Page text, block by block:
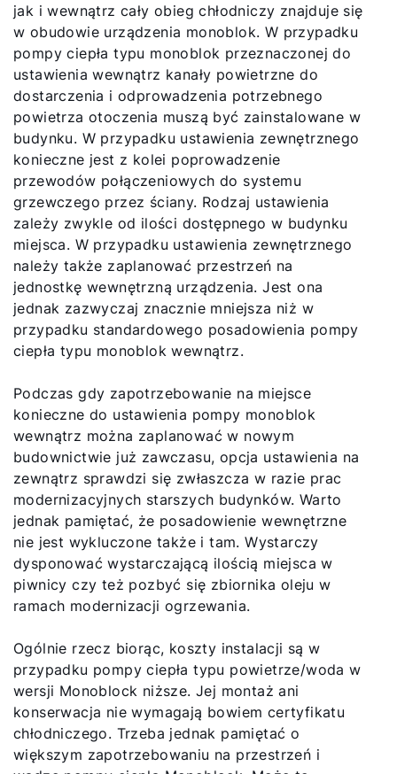
jak i wewnątrz cały obieg chłodniczy znajduje się
w obudowie urządzenia monoblok. W przypadku
pompy ciepła typu monoblok przeznaczonej do
ustawienia wewnątrz kanały powietrzne do
dostarczenia i odprowadzenia potrzebnego
powietrza otoczenia muszą być zainstalowane w
budynku. W przypadku ustawienia zewnętrznego
konieczne jest z kolei poprowadzenie
przewodów połączeniowych do systemu
grzewczego przez ściany. Rodzaj ustawienia
zależy zwykle od ilości dostępnego w budynku
miejsca. W przypadku ustawienia zewnętrznego
należy także zaplanować przestrzeń na
jednostkę wewnętrzną urządzenia. Jest ona
jednak zazwyczaj znacznie mniejsza niż w
przypadku standardowego posadowienia pompy
ciepła typu monoblok wewnątrz.
Podczas gdy zapotrzebowanie na miejsce
konieczne do ustawienia pompy monoblok
wewnątrz można zaplanować w nowym
budownictwie już zawczasu, opcja ustawienia na
zewnątrz sprawdzi się zwłaszcza w razie prac
modernizacyjnych starszych budynków. Warto
jednak pamiętać, że posadowienie wewnętrzne
nie jest wykluczone także i tam. Wystarczy
dysponować wystarczającą ilością miejsca w
piwnicy czy też pozbyć się zbiornika oleju w
ramach modernizacji ogrzewania.
Ogólnie rzecz biorąc, koszty instalacji są w
przypadku pompy ciepła typu powietrze/woda w
wersji Monoblock niższe. Jej montaż ani
konserwacja nie wymagają bowiem certyfikatu
chłodniczego. Trzeba jednak pamiętać o
większym zapotrzebowaniu na przestrzeń i